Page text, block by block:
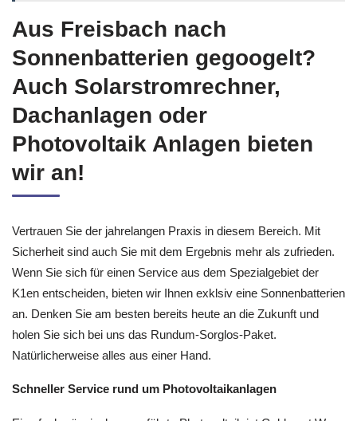
Aus Freisbach nach
Sonnenbatterien gegoogelt?
Auch Solarstromrechner,
Dachanlagen oder
Photovoltaik Anlagen bieten
wir an!
Vertrauen Sie der jahrelangen Praxis in diesem Bereich. Mit
Sicherheit sind auch Sie mit dem Ergebnis mehr als zufrieden.
Wenn Sie sich für einen Service aus dem Spezialgebiet der
K1en entscheiden, bieten wir Ihnen exklsiv eine Sonnenbatterien
an. Denken Sie am besten bereits heute an die Zukunft und
holen Sie sich bei uns das Rundum-Sorglos-Paket.
Natürlicherweise alles aus einer Hand.
Schneller Service rund um Photovoltaikanlagen